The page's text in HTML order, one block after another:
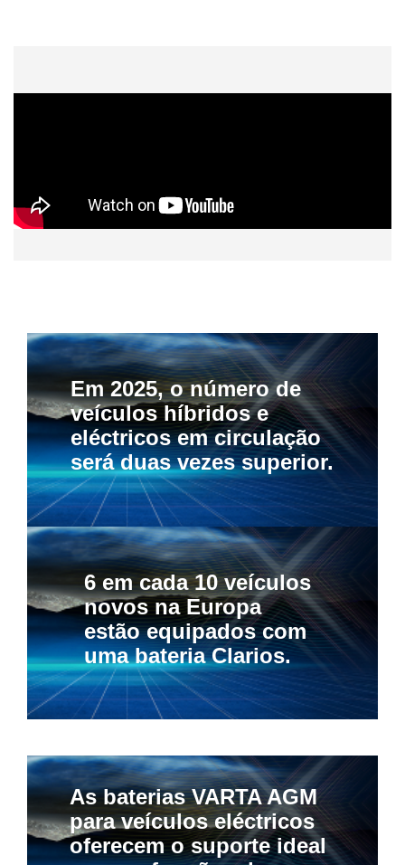
Em 2025, o número de
veículos híbridos e
eléctricos em circulação
será duas vezes superior.
6 em cada 10 veículos
novos na Europa
estão equipados com
uma bateria Clarios.
As baterias VARTA AGM
para veículos eléctricos
oferecem o suporte ideal